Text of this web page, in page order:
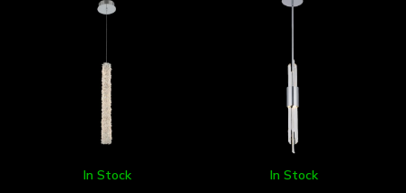
In Stock In Stock